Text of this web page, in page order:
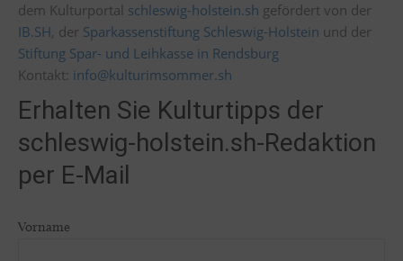
dem Kulturportal schleswig-holstein.sh gefördert von der
IB.SH, der Sparkassenstiftung Schleswig-Holstein und der
Stiftung Spar- und Leihkasse in Rendsburg
Kontakt: info@kulturimsommer.sh
Erhalten Sie Kulturtipps der
schleswig-holstein.sh-Redaktion
per E-Mail
Vorname